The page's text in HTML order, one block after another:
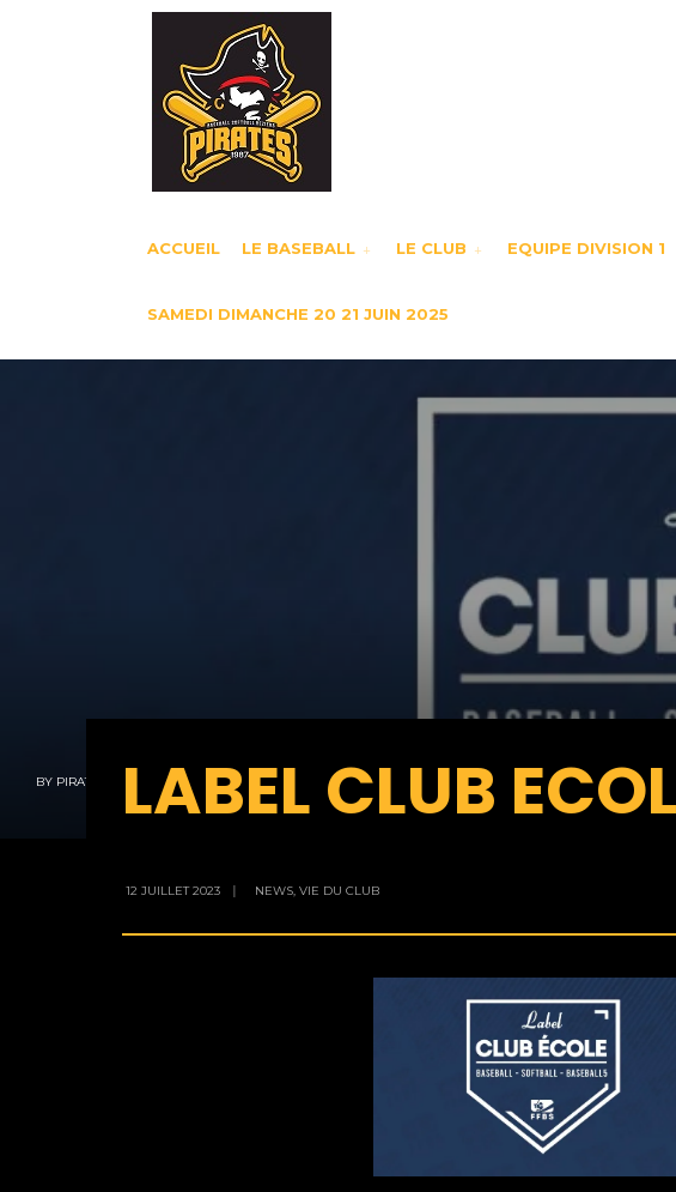
ACCUEIL LE BASEBALL LE CLUB EQUIPE DIVISION 1
SAMEDI DIMANCHE 20 21 JUIN 2025
BY PIRATES LABEL CLUB
12 JUILLET 2023 | NEWS, VIE DU CLUB